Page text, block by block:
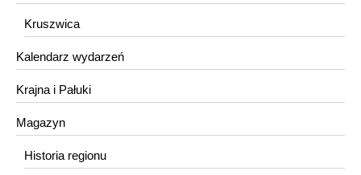
Kruszwica
Kalendarz wydarzeń
Krajna i Pałuki
Magazyn
Historia regionu